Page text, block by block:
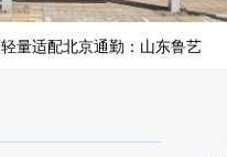
轻量适配北京通勤：山东鲁艺